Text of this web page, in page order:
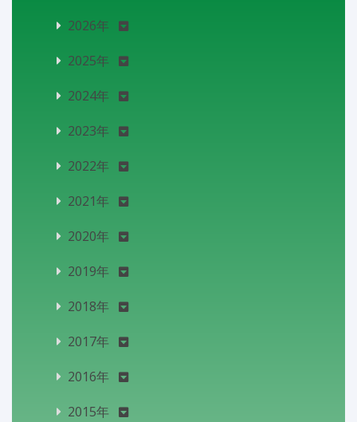
2026年
2025年
2024年
2023年
2022年
2021年
2020年
2019年
2018年
2017年
2016年
2015年